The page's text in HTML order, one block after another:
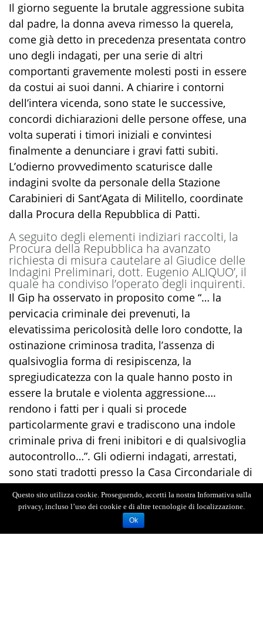
Il giorno seguente la brutale aggressione subita
dal padre, la donna aveva rimesso la querela,
come già detto in precedenza presentata contro
uno degli indagati, per una serie di altri
comportanti gravemente molesti posti in essere
da costui ai suoi danni. A chiarire i contorni
dell’intera vicenda, sono state le successive,
concordi dichiarazioni delle persone offese, una
volta superati i timori iniziali e convintesi
finalmente a denunciare i gravi fatti subiti.
L’odierno provvedimento scaturisce dalle
indagini svolte da personale della Stazione
Carabinieri di Sant’Agata di Militello, coordinate
dalla Procura della Repubblica di Patti.
A seguito degli elementi indiziari raccolti, la
Procura della Repubblica ha avanzato
richiesta di misura cautelare al Giudice delle
Indagini Preliminari, dott. Eugenio ALIQUO’, il
quale ha condiviso l’operato degli inquirenti.
Il Gip ha osservato in proposito come “… la
pervicacia criminale dei prevenuti, la
elevatissima pericolosità delle loro condotte, la
ostinazione criminosa tradita, l’assenza di
qualsivoglia forma di resipiscenza, la
spregiudicatezza con la quale hanno posto in
essere la brutale e violenta aggressione….
rendono i fatti per i quali si procede
particolarmente gravi e tradiscono una indole
criminale priva di freni inibitori e di qualsivoglia
autocontrollo…”. Gli odierni indagati, arrestati,
sono stati tradotti presso la Casa Circondariale di
Questo sito utilizza cookie. Proseguendo, accetti la nostra Informativa sulla
privacy, incluso l’uso dei cookie e di altre tecnologie di localizzazione.
Ok